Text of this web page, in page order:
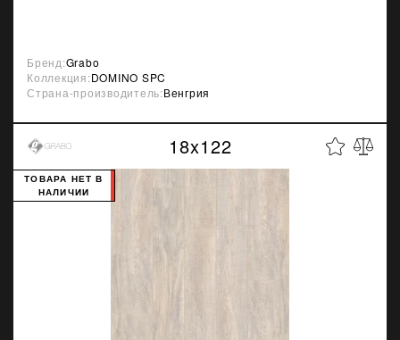
Бренд:Grabo
Коллекция:DOMINO SPC
Страна-производитель:Венгрия
18x122
ТОВАРА НЕТ В
НАЛИЧИИ